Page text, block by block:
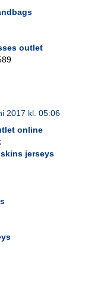
outlet
2017 kl. 05:06
online
jerseys